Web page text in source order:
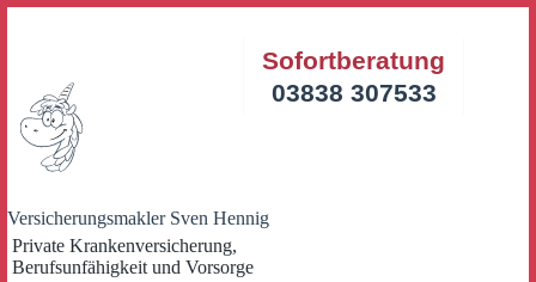
Versicherungsmakler Sven Hennig
Private Krankenversicherung,
Berufsunfähigkeit und Vorsorge
Sofortberatung
03838 307533